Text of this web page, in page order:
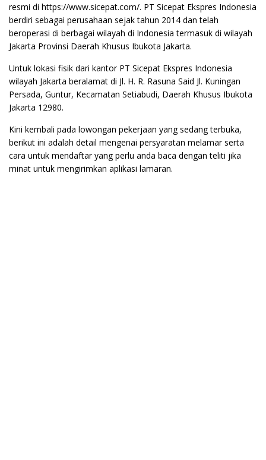
resmi di https://www.sicepat.com/. PT Sicepat Ekspres Indonesia
berdiri sebagai perusahaan sejak tahun 2014 dan telah
beroperasi di berbagai wilayah di Indonesia termasuk di wilayah
Jakarta Provinsi Daerah Khusus Ibukota Jakarta.
Untuk lokasi fisik dari kantor PT Sicepat Ekspres Indonesia
wilayah Jakarta beralamat di Jl. H. R. Rasuna Said Jl. Kuningan
Persada, Guntur, Kecamatan Setiabudi, Daerah Khusus Ibukota
Jakarta 12980.
Kini kembali pada lowongan pekerjaan yang sedang terbuka,
berikut ini adalah detail mengenai persyaratan melamar serta
cara untuk mendaftar yang perlu anda baca dengan teliti jika
minat untuk mengirimkan aplikasi lamaran.